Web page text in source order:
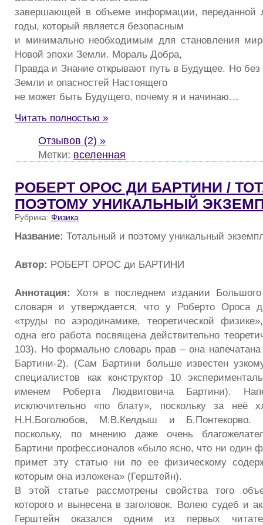
завершающей в объеме информации, переданной
годы, который является безопасным
и минимально необходимым для становления
Новой эпохи Земли. Мораль Добра,
Правда и Знание открывают путь в Будущее. Но
Земли и опасностей Настоящего
не может быть Будущего, почему я и начинаю…
Читать полностью »
Отзывов (2) »
Метки: вселенная
РОБЕРТ ОРОС ДИ БАРТИНИ /
ПОЭТОМУ УНИКАЛЬНЫЙ
Рубрика: Физика
Название: Тотальный и поэтому уникальный
Автор: РОБЕРТ ОРОС ди БАРТИНИ
Аннотация: Хотя в последнем издании Большого
словаря и утверждается, что у Роберто Ороса
«труды по аэродинамике, теоретической
одна его работа посвящена действительно
103). Но формально словарь прав – она
Бартини-2). (Сам Бартини больше известен
специалистов как конструктор 10
именем Роберта Людвиговича Бартини).
исключительно «по блату», поскольку за неё
Н.Н.Боголюбов, М.В.Келдыш и Б.Понтекорво.
поскольку, по мнению даже очень
Бартини профессионалов «было ясно, что ни один
примет эту статью ни по ее физическому
которым она изложена» (Герштейн).
В этой статье рассмотрены свойства того
которого и вынесена в заголовок. Волею судеб и
Герштейн оказался одним из первых